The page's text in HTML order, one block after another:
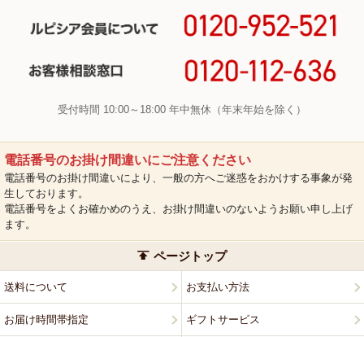
受付時間 10:00～18:00 年中無休（年末年始を除く）
電話番号のお掛け間違いにご注意ください
電話番号のお掛け間違いにより、一般の方へご迷惑をおかけする事象が発
生しております。
電話番号をよくお確かめのうえ、お掛け間違いのないようお願い申し上げ
ます。
ページトップ
送料について お支払い方法
お届け時間帯指定 ギフトサービス